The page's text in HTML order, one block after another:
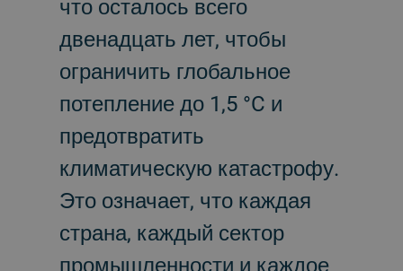
что осталось всего
двенадцать лет, чтобы
ограничить глобальное
потепление до 1,5 °C и
предотвратить
климатическую катастрофу.
Это означает, что каждая
страна, каждый сектор
промышленности и каждое